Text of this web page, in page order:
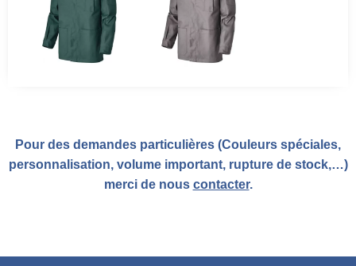
Pour des demandes particulières (Couleurs spéciales,
personnalisation, volume important, rupture de stock,…)
merci de nous contacter.